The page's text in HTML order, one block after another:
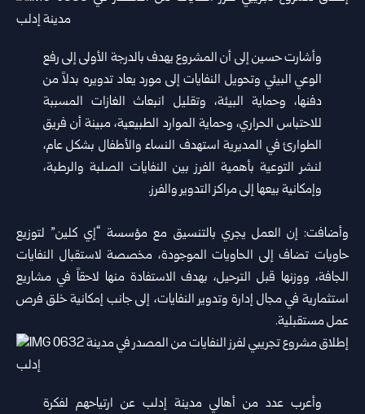
وأشارت حسين إلى أن المشروع يهدف بالدرجة الأولى إلى رفع
الوعي البيئي وتحويل النفايات إلى مورد يعاد تدويره بدلاً من
دفنها، وحماية البيئة، وتقليل انبعاث الغازات المسببة
للاحتباس الحراري، وحماية الموارد الطبيعية، مبينة أن فريق
الطوارئ في المديرية استهدف النساء والأطفال بشكل عام،
لنشر التوعية بأهمية الفرز بين النفايات الصلبة والرطبة،
وإمكانية بيعها إلى مراكز التدوير والفرز.
وأضافت: إن العمل يجري بالتنسيق مع مؤسسة “إي كلين” لتوزيع
حاويات تضاف إلى الحاويات الموجودة، مخصصة لاستقبال النفايات
الجافة، ووزنها قبل الترحيل، بهدف الاستفادة منها لاحقاً في مشاريع
استثمارية في مجال إدارة وتدوير النفايات، إلى جانب إمكانية خلق فرص
عمل مستقبلية.
وأعرب عدد من أهالي مدينة إدلب عن ارتياحهم لفكرة